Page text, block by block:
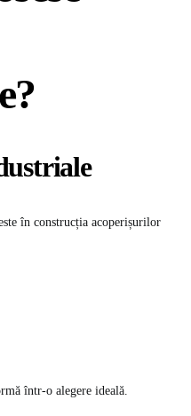
în construcția acoperișurilor
într-o alegere ideală.